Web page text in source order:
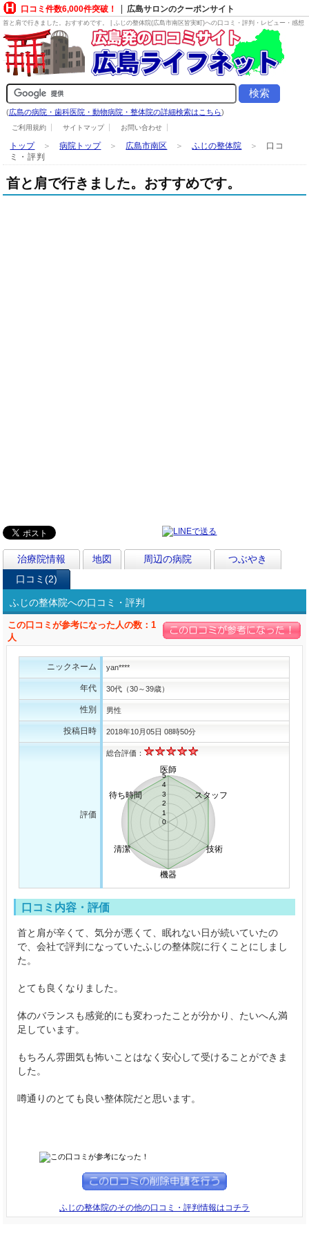
口コミ件数6,000件突破！ 広島サロンのクーポンサイト
首と肩で行きました。おすすめです。 | ふじの整体院(広島市南区皆実町)への口コミ・評判・レビュー・感想
(広島の病院・歯科医院・動物病院・整体院の詳細検索はこちら)
ご利用規約 サイトマップ お問い合わせ
トップ＞病院トップ＞ 広島市南区 ＞ふじの整体院 ＞ 口コ
ミ・評判
首と肩で行きました。おすすめです。
治療院情報 地図 周辺の病院
つぶやき
口コミ(2)
ふじの整体院への口コミ・評判
この口コミが参考になった人の数：1
人
ニックネーム yan****
年代 30代（30～39歳）
性別 男性
投稿日時 2018年10月05日 08時50分
評価
総合評価：
0
1
2
3
4
5
医師
スタッフ
技術
機器
清潔
待ち時間
口コミ内容・評価
首と肩が辛くて、気分が悪くて、眠れない日が続いていたの
で、会社で評判になっていたふじの整体院に行くことにしまし
た。
とても良くなりました。
体のバランスも感覚的にも変わったことが分かり、たいへん満
足しています。
もちろん雰囲気も怖いことはなく安心して受けることができま
した。
噂通りのとても良い整体院だと思います。
ふじの整体院のその他の口コミ・評判情報はコチラ